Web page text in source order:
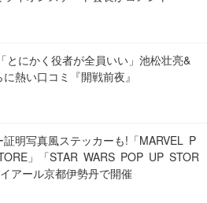
とにかく役者が全員いい」池松壮亮&
熱い口コミ『開戦前夜』
証明写真風ステッカーも!「MARVEL P
」「STAR WARS POP UP STOR
アール京都伊勢丹で開催